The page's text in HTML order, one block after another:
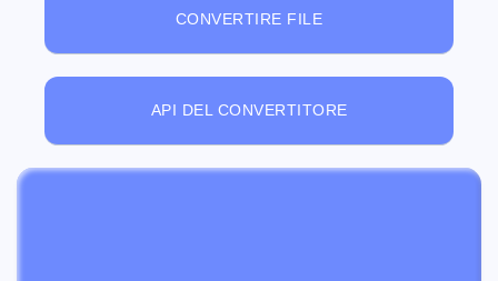
CONVERTIRE FILE
API DEL CONVERTITORE